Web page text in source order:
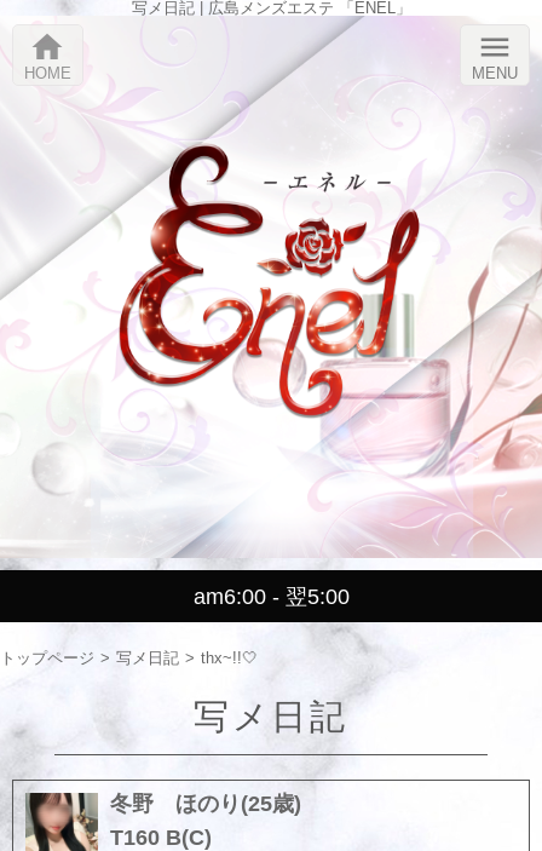
写メ日記 | 広島メンズエステ 「ENEL」
am6:00 - 翌5:00
home
HOME
menu
MENU
トップページ 写メ日記 thx~!!🤍
写メ日記
冬野 ほのり(25歳)
T160 B(C)